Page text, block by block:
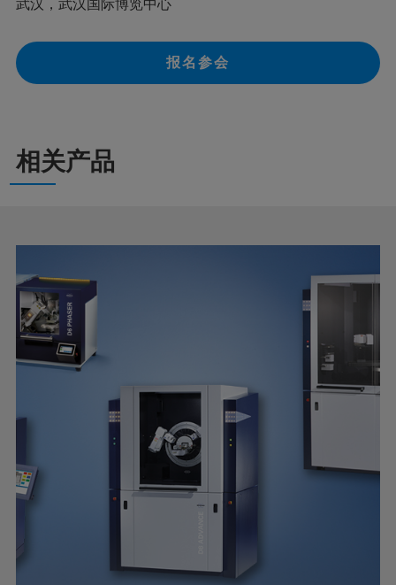
武汉，武汉国际博览中心
报名参会
相关产品